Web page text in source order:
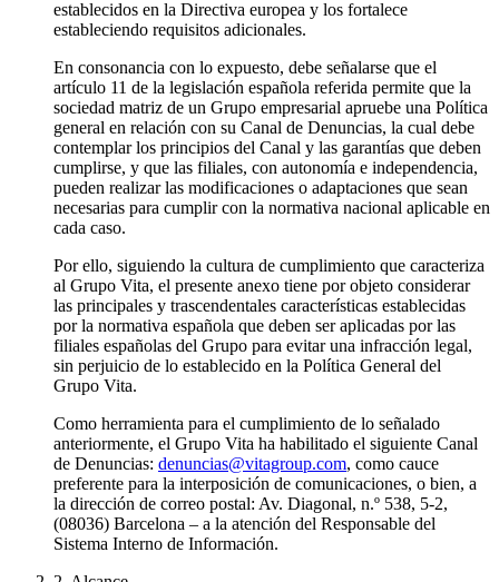
establecidos en la Directiva europea y los fortalece
estableciendo requisitos adicionales.
En consonancia con lo expuesto, debe señalarse que el
artículo 11 de la legislación española referida permite que la
sociedad matriz de un Grupo empresarial apruebe una Política
general en relación con su Canal de Denuncias, la cual debe
contemplar los principios del Canal y las garantías que deben
cumplirse, y que las filiales, con autonomía e independencia,
pueden realizar las modificaciones o adaptaciones que sean
necesarias para cumplir con la normativa nacional aplicable en
cada caso.
Por ello, siguiendo la cultura de cumplimiento que caracteriza
al Grupo Vita, el presente anexo tiene por objeto considerar
las principales y trascendentales características establecidas
por la normativa española que deben ser aplicadas por las
filiales españolas del Grupo para evitar una infracción legal,
sin perjuicio de lo establecido en la Política General del
Grupo Vita.
Como herramienta para el cumplimiento de lo señalado
anteriormente, el Grupo Vita ha habilitado el siguiente Canal
de Denuncias: denuncias@vitagroup.com, como cauce
preferente para la interposición de comunicaciones, o bien, a
la dirección de correo postal: Av. Diagonal, n.º 538, 5-2,
(08036) Barcelona – a la atención del Responsable del
Sistema Interno de Información.